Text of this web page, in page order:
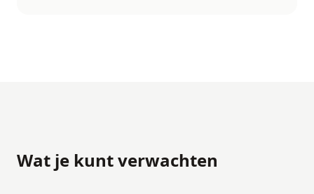
Wat je kunt verwachten